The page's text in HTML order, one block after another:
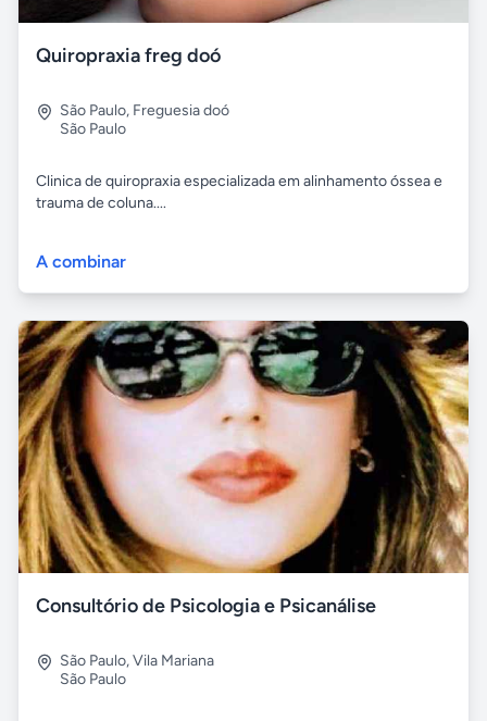
Quiropraxia freg doó
São Paulo, Freguesia doó
São Paulo
Clinica de quiropraxia especializada em alinhamento óssea e
trauma de coluna....
A combinar
Consultório de Psicologia e Psicanálise
São Paulo,Vila Mariana
São Paulo